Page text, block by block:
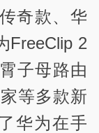
奇款、华
FreeClip 2
子母路由
等多款新
华为在手